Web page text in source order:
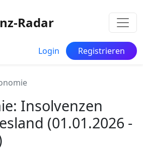
Radar
Login Registrieren
Insolvenzen
(01.01.2026 -